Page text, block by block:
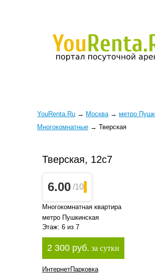
YouRenta.Ru → Москва → метро
Многокомнатные → Тверская
Тверская, 12с7
6.00 /10
Многокомнатная квартира
метро Пушкинская
Этаж: 6 из 7
2 300 руб. за сутки
ИнтернетПарковка